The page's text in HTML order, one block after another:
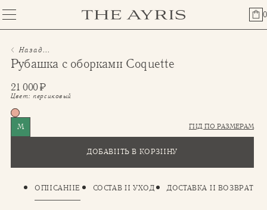
0
Назад...
Рубашка с оборками Coquette
21 000₽
Цвет:персиковый
M ГИД ПО РАЗМЕРАМ
ДОБАВИТЬ В КОРЗИНУ
ОПИСАНИЕ СОСТАВ И УХОД ДОСТАВКА И ВОЗВРАТ